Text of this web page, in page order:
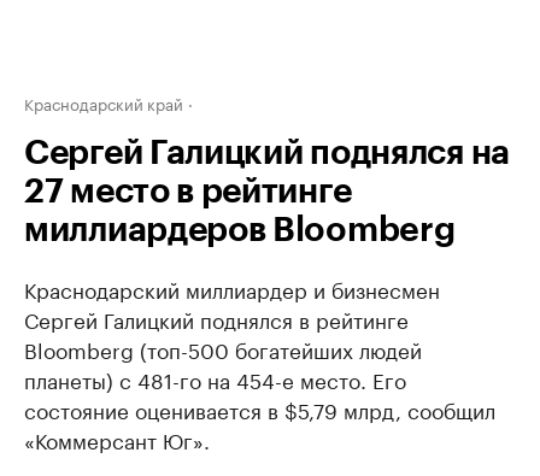
Краснодарский край
Сергей Галицкий поднялся на
27 место в рейтинге
миллиардеров Bloomberg
Краснодарский миллиардер и бизнесмен
Сергей Галицкий поднялся в рейтинге
Bloomberg (топ-500 богатейших людей
планеты) с 481-го на 454-е место. Его
состояние оценивается в $5,79 млрд, сообщил
«Коммерсант Юг».